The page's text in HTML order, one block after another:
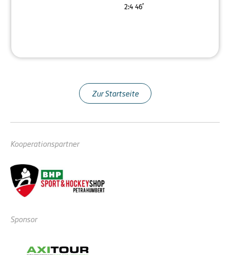
2:4 46’
Zur Startseite
Kooperationspartner
Sponsor